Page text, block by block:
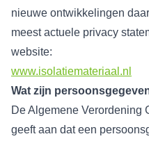
nieuwe ontwikkelingen
meest actuele privacy
website:
www.isolatiemateriaal.nl
Wat zijn
De Algemene Verordening
geeft aan dat een